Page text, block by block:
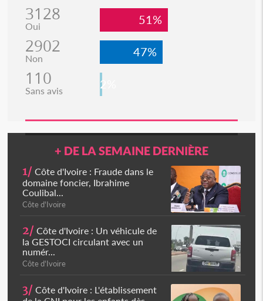
3128
Oui 51%
2902
Non 47%
110
Sans avis 2%
+ DE LA SEMAINE DERNIÈRE
1/ Côte d'Ivoire : Fraude dans le
domaine foncier, Ibrahime
Coulibal...
Côte d'Ivoire
2/ Côte d'Ivoire : Un véhicule de
la GESTOCI circulant avec un
numér...
Côte d'Ivoire
3/ Côte d'Ivoire : L'établissement